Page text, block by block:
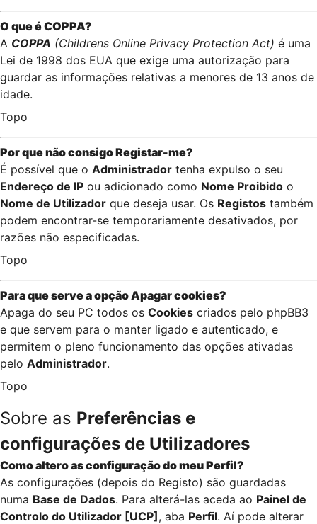
O que éCOPPA?
A COPPA (Childrens Online Privacy Protection Act) é uma
Lei de 1998 dos EUA que exige uma autorização para
guardar as informações relativas a menores de 13 anos de
idade.
Topo
Por que não consigo Registar-me?
É possível que o Administrador tenha expulso o seu
Endereço de IP ou adicionado como Nome Proibido o
Nome de Utilizador que deseja usar. Os Registos também
podem encontrar-se temporariamente desativados, por
razões não especificadas.
Topo
Para que serve a opçãoApagar cookies?
Apaga do seu PC todos os Cookies criados pelo phpBB3
e que servem para o manter ligado e autenticado, e
permitem o pleno funcionamento das opções ativadas
pelo Administrador.
Topo
Sobre as Preferências e
configurações de Utilizadores
Como altero as configuração do meu Perfil?
As configurações (depois do Registo) são guardadas
numa Base de Dados. Para alterá-las aceda ao Painel de
Controlo do Utilizador [UCP] , aba Perfil. Aí pode alterar